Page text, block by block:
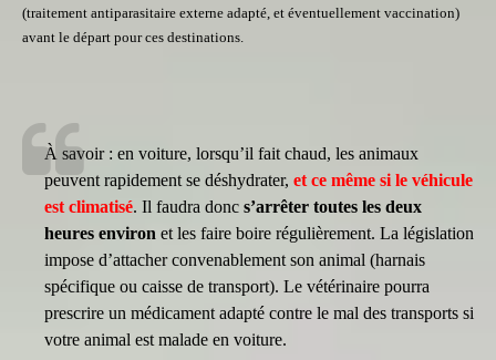
(traitement antiparasitaire externe adapté, et éventuellement vaccination)
avant le départ pour ces destinations.
À savoir : en voiture, lorsqu’il fait chaud, les animaux
peuvent rapidement se déshydrater, et ce même si le véhicule
est climatisé. Il faudra donc s’arrêter toutes les deux
heures environ et les faire boire régulièrement. La législation
impose d’attacher convenablement son animal (harnais
spécifique ou caisse de transport). Le vétérinaire pourra
prescrire un médicament adapté contre le mal des transports si
votre animal est malade en voiture.